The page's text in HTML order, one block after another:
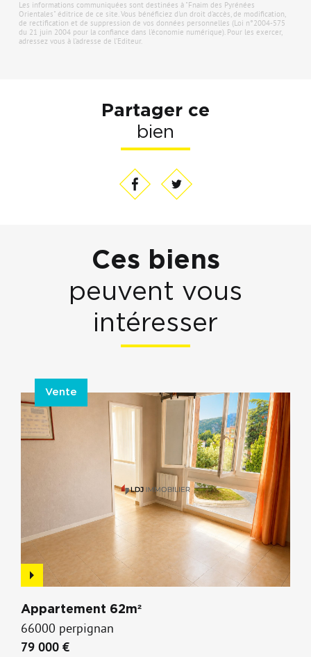
Les informations communiquées sont destinées à "Fnaim des Pyrénées
Orientales" éditrice de ce site. Vous bénéficiez d'un droit d'accès, de modification,
de rectification et de suppression de vos données personnelles (Loi n°2004-575
du 21 juin 2004 pour la confiance dans l'économie numérique). Pour les exercer,
adressez vous à l’adresse de l’Editeur.
Partager ce
bien
Ces biens
peuvent vous
intéresser
Vente
Appartement 62m²
66000 perpignan
79 000 €